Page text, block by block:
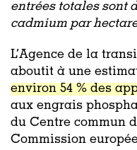
entrées totales sont
cadmium par
L’Agence de la
aboutit à une
environ 54 % des
aux engrais
du Centre commun
Commission